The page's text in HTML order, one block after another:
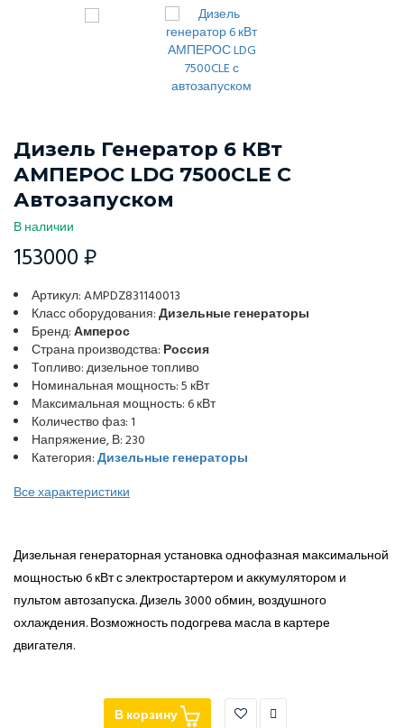
Дизель Генератор 6 КВт
АМПЕРОС LDG 7500CLE С
Автозапуском
В наличии
153000 ₽
Артикул: AMPDZ831140013
Класс оборудования:Дизельные генераторы
Бренд:Амперос
Страна производства: Россия
Топливо: дизельное топливо
Номинальная мощность: 5 кВт
Максимальная мощность: 6 кВт
Количество фаз: 1
Напряжение, В: 230
Категория:Дизельные генераторы
Все характеристики
Дизельная генераторная установка однофазная максимальной
мощностью 6 кВт с электростартером и аккумулятором и
пультом автозапуска. Дизель 3000 обмин, воздушного
охлаждения. Возможность подогрева масла в картере
двигателя.
В корзину